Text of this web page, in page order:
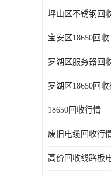
坪山区不锈钢回
宝安区18650回收
罗湖区服务器回
罗湖区18650回
18650回收行情
废旧电缆回收行
高价回收线路板